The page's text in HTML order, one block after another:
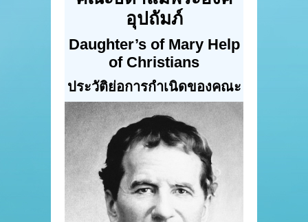
อุปถัมภ์
Daughter’s of Mary Help
of Christians
ประวัติย่อการกำเนิดของคณะ